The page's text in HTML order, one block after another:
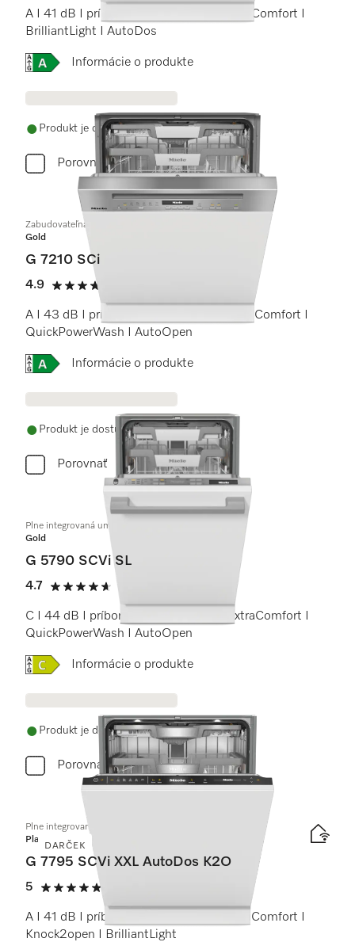
A I 41 dB I príborová zásuvka I koše MaxiComfort I
BrilliantLight I AutoDos
Online Label Flag, Energetický štítok
Informácie o produkte
Produkt je dostupný
Porovnať
Zabudovateľná umývačka riadu
Gold
G 7210 SCi
4.9
4.9 / 5
A I 43 dB I príborová zásuvka I koše ExtraComfort I
QuickPowerWash I AutoOpen
Online Label Flag, Energetický štítok
Informácie o produkte
Produkt je dostupný
Porovnať
Plne integrovaná umývačka riadu 45 cm
Gold
G 5790 SCVi SL
4.7
4.7 / 5
C I 44 dB I príborová zásuvka I koše ExtraComfort I
QuickPowerWash I AutoOpen
Online Label Flag, Energetický štítok
Informácie o produkte
Produkt je dostupný
Porovnať
DARČEK
Plne integrovaná umývačka riadu XXL
Platinum
G 7795 SCVi XXL AutoDos K2O
5
5 / 5
A I 41 dB I príborová zásuvka I koše MaxiComfort I
Knock2open I BrilliantLight